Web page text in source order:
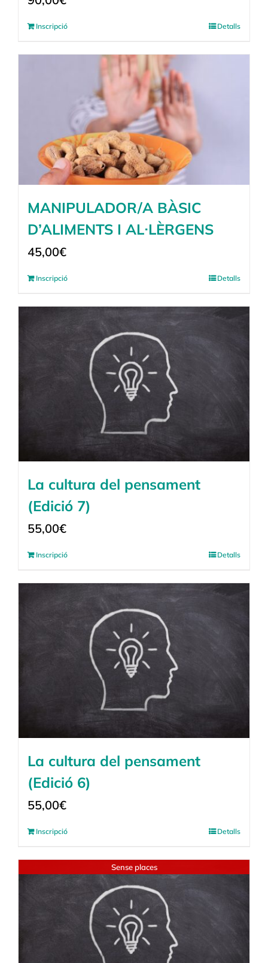
Inscripció Detalls
MANIPULADOR/A BÀSIC
D’ALIMENTS I AL·LÈRGENS
45,00€
Inscripció Detalls
La cultura del pensament
(Edició 7)
55,00€
Inscripció Detalls
La cultura del pensament
(Edició 6)
55,00€
Inscripció Detalls
Sense places